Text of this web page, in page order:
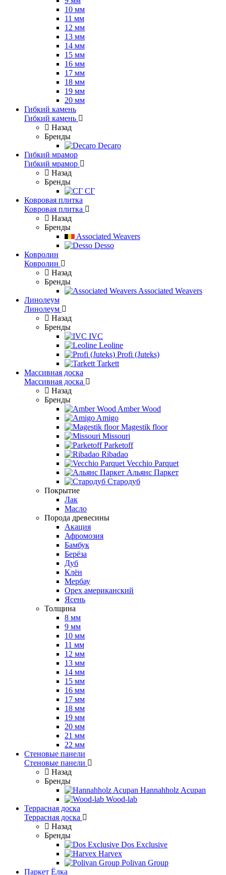
10 мм
11 мм
12 мм
13 мм
14 мм
15 мм
16 мм
17 мм
18 мм
19 мм
20 мм
Гибкий камень
Гибкий камень
Назад
Бренды
Decaro
Гибкий мрамор
Гибкий мрамор
Назад
Бренды
СГ
Ковровая плитка
Ковровая плитка
Назад
Бренды
Associated Weavers
Desso
Ковролин
Ковролин
Назад
Бренды
Associated Weavers
Линолеум
Линолеум
Назад
Бренды
IVC
Leoline
Profi (Juteks)
Tarkett
Массивная доска
Массивная доска
Назад
Бренды
Amber Wood
Amigo
Magestik floor
Missouri
Parketoff
Ribadao
Vecchio Parquet
Альянс Паркет
Стародуб
Покрытие
Лак
Масло
Порода древесины
Акация
Афромозия
Бамбук
Берёза
Дуб
Клён
Мербау
Орех американский
Ясень
Толщина
8 мм
9 мм
10 мм
11 мм
12 мм
13 мм
14 мм
15 мм
16 мм
17 мм
18 мм
19 мм
20 мм
21 мм
22 мм
Стеновые панели
Стеновые панели
Назад
Бренды
Hannahholz Acupan
Wood-lab
Террасная доска
Террасная доска
Назад
Бренды
Dos Exclusive
Harvex
Polivan Group
Паркет Ёлка